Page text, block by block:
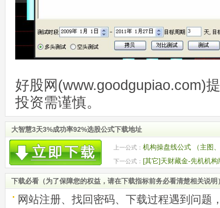
好股网(www.goodgupiao.com)
投资需谨慎。
大智慧3天3%成功率92%选股公式下载地址
上一公式： 机构操盘线公式 （主图
下一公式： [其它]天财藏金-先机机
下载必看（为了保障您的权益，请在下载指标前务必看清楚相关说明
网站注册、找回密码、下载过程遇到问题